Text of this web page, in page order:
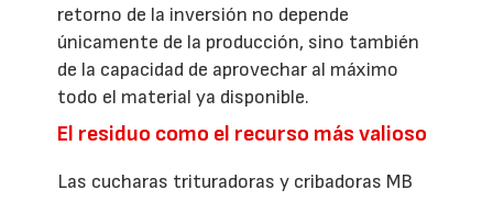
retorno de la inversión no depende
únicamente de la producción, sino también
de la capacidad de aprovechar al máximo
todo el material ya disponible.
El residuo como el recurso más valioso
Las cucharas trituradoras y cribadoras MB